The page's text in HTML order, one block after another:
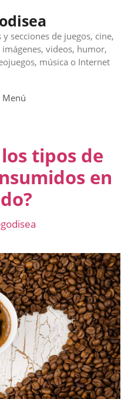
secciones de juegos, cine,
videos, humor,
música o Internet
Menú
tipos de
en